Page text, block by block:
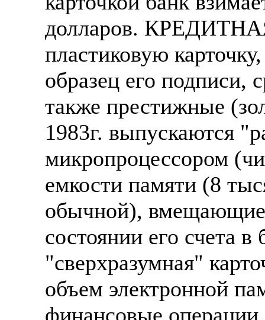
долларов.
пластиковую
образец его подписи,
также престижные
1983г. выпускаются
микропроцессором
емкости памяти (8
обычной),
состоянии его счета
"сверхразумная"
объем электронной
финансовые